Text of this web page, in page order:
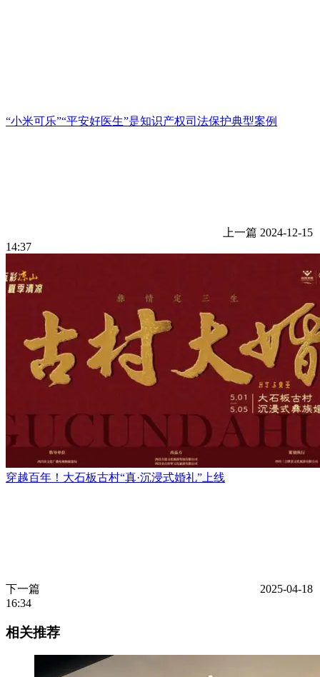
“小米可乐”“平安好医生”是知识产权司法保护典型案例
上一篇 2024-12-15
14:37
穿越百年！大石板古村“真·沉浸式婚礼”上线
下一篇
2025-04-18
16:34
相关推荐